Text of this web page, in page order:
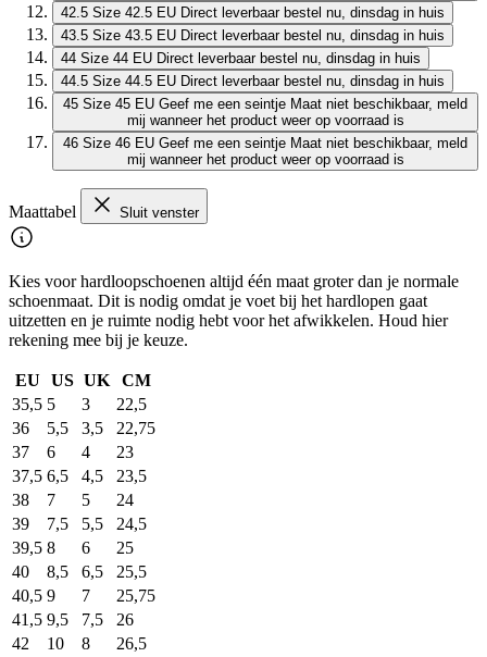
42.5 Size 42.5 EU Direct leverbaar bestel nu, dinsdag in huis
43.5 Size 43.5 EU Direct leverbaar bestel nu, dinsdag in huis
44 Size 44 EU Direct leverbaar bestel nu, dinsdag in huis
44.5 Size 44.5 EU Direct leverbaar bestel nu, dinsdag in huis
45 Size 45 EU Geef me een seintje Maat niet beschikbaar, meld
mij wanneer het product weer op voorraad is
46 Size 46 EU Geef me een seintje Maat niet beschikbaar, meld
mij wanneer het product weer op voorraad is
Maattabel Sluit venster
Kies voor hardloopschoenen altijd één maat groter dan je normale
schoenmaat. Dit is nodig omdat je voet bij het hardlopen gaat
uitzetten en je ruimte nodig hebt voor het afwikkelen. Houd hier
rekening mee bij je keuze.
EU US UK
CM
35,5 5 3
22,5
36
5,5 3,5
22,75
37
6 4
23
37,5 6,5 4,5
23,5
38
7 5
24
39
7,5 5,5
24,5
39,5 8 6
25
40
8,5 6,5
25,5
40,5 9 7
25,75
41,5 9,5 7,5
26
42
10 8
26,5